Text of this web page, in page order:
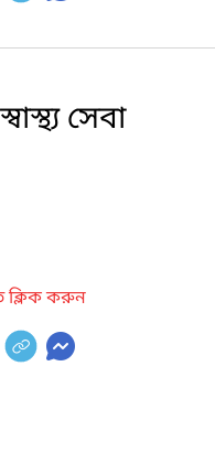
সেবা
ক্লিক করুন